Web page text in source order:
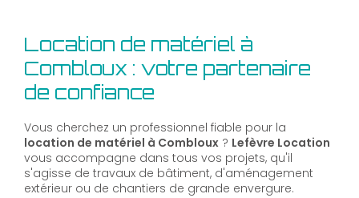
Location de matériel à
Combloux : votre partenaire
de confiance
Vous cherchez un professionnel fiable pour la
location de matériel à Combloux ? Lefèvre Location
vous accompagne dans tous vos projets, qu'il
s'agisse de travaux de bâtiment, d'aménagement
extérieur ou de chantiers de grande envergure.